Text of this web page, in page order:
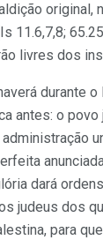
original,
11.6,7,8;
li­vres dos
durante
antes: o povo
dará
judeus dos
para